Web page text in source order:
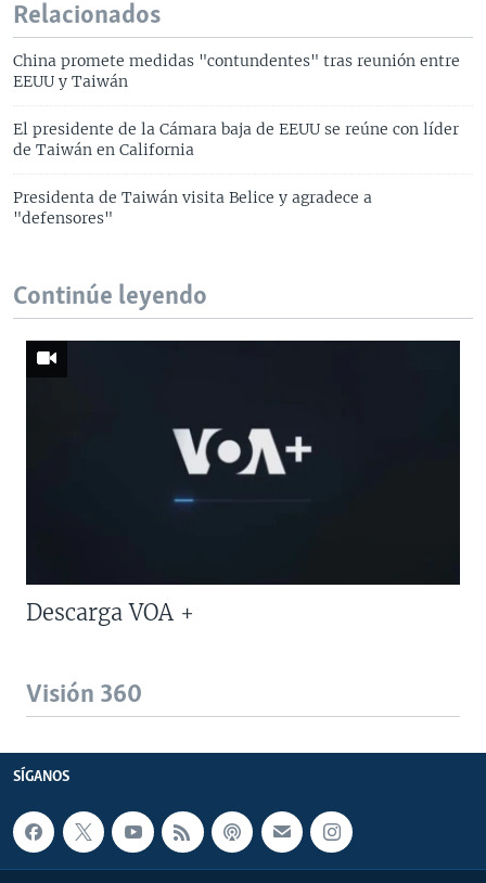
Relacionados
China promete medidas "contundentes" tras reunión entre
EEUU y Taiwán
El presidente de la Cámara baja de EEUU se reúne con líder
de Taiwán en California
Presidenta de Taiwán visita Belice y agradece a
"defensores"
Continúe leyendo
Descarga VOA +
Visión 360
SÍGANOS